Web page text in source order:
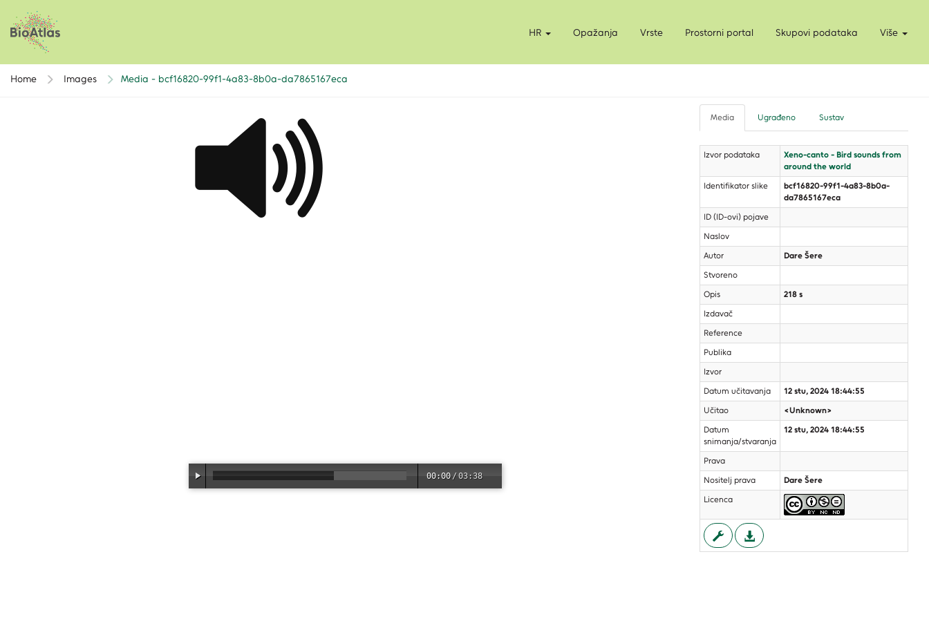
Opažanja Vrste Prostorni portal Skupovi podataka Više
HR
Home Images Media - bcf16820-99f1-4a83-8b0a-da7865167eca
00:00 /03:38
Media Ugrađeno Sustav
Izvor podataka
Xeno-canto - Bird sounds from
around the world
Identifikator slike
bcf16820-99f1-4a83-8b0a-
da7865167eca
ID (ID-ovi) pojave
Naslov
Autor
Dare Šere
Stvoreno
Opis
218 s
Izdavač
Reference
Publika
Izvor
Datum učitavanja
12 stu, 2024 18:44:55
Učitao
<Unknown>
Datum
snimanja/stvaranja
12 stu, 2024 18:44:55
Prava
Nositelj prava
Dare Šere
Licenca